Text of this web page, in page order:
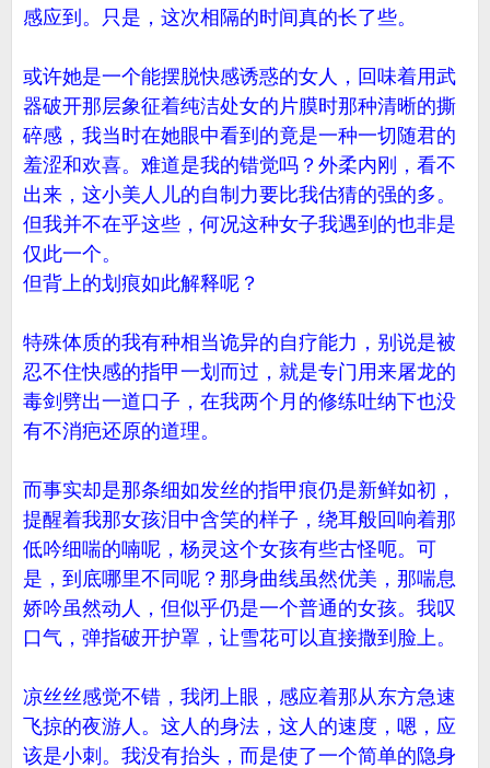
感应到。只是，这次相隔的时间真的长了些。
或许她是一个能摆脱快感诱惑的女人，回味着用武
器破开那层象征着纯洁处女的片膜时那种清晰的撕
碎感，我当时在她眼中看到的竟是一种一切随君的
羞涩和欢喜。难道是我的错觉吗？外柔内刚，看不
出来，这小美人儿的自制力要比我估猜的强的多。
但我并不在乎这些，何况这种女子我遇到的也非是
仅此一个。
但背上的划痕如此解释呢？
特殊体质的我有种相当诡异的自疗能力，别说是被
忍不住快感的指甲一划而过，就是专门用来屠龙的
毒剑劈出一道口子，在我两个月的修练吐纳下也没
有不消疤还原的道理。
而事实却是那条细如发丝的指甲痕仍是新鲜如初，
提醒着我那女孩泪中含笑的样子，绕耳般回响着那
低吟细喘的喃呢，杨灵这个女孩有些古怪呃。可
是，到底哪里不同呢？那身曲线虽然优美，那喘息
娇吟虽然动人，但似乎仍是一个普通的女孩。我叹
口气，弹指破开护罩，让雪花可以直接撒到脸上。
凉丝丝感觉不错，我闭上眼，感应着那从东方急速
飞掠的夜游人。这人的身法，这人的速度，嗯，应
该是小刺。我没有抬头，而是使了一个简单的隐身